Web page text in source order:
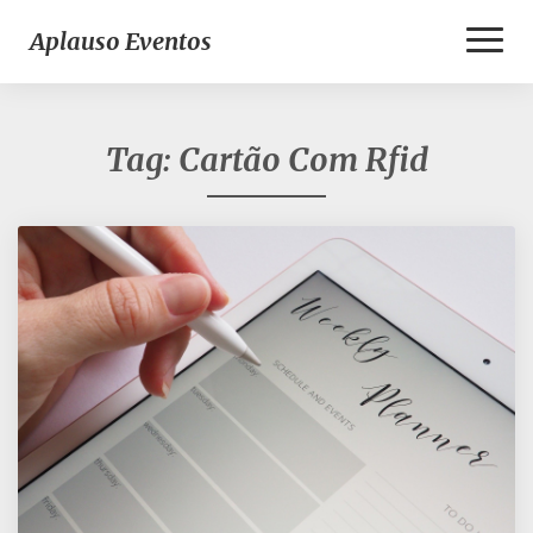
Aplauso Eventos
Tag: Cartão Com Rfid